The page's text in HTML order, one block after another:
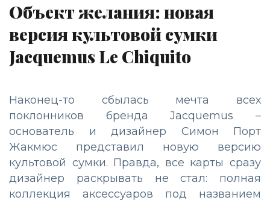
Объект желания: новая
версия культовой сумки
Jacquemus Le Chiquito
Наконец-то сбылась мечта всех
поклонников бренда Jacquemus –
основатель и дизайнер Симон Порт
Жакмюс представил новую версию
культовой сумки. Правда, все карты сразу
дизайнер раскрывать не стал: полная
коллекция аксессуаров под названием